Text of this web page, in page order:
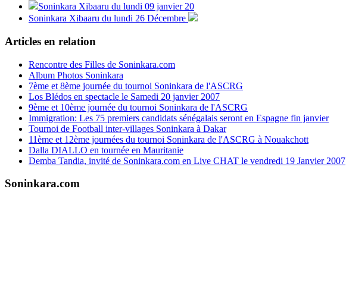
Soninkara Xibaaru du lundi 09 janvier 20
Soninkara Xibaaru du lundi 26 Décembre
Articles en relation
Rencontre des Filles de Soninkara.com
Album Photos Soninkara
7ème et 8ème journée du tournoi Soninkara de l'ASCRG
Los Blédos en spectacle le Samedi 20 janvier 2007
9ème et 10ème journée du tournoi Soninkara de l'ASCRG
Immigration: Les 75 premiers candidats sénégalais seront en Espagne fin janvier
Tournoi de Football inter-villages Soninkara à Dakar
11ème et 12ème journées du tournoi Soninkara de l'ASCRG à Nouakchott
Dalla DIALLO en tournée en Mauritanie
Demba Tandia, invité de Soninkara.com en Live CHAT le vendredi 19 Janvier 2007
Soninkara.com